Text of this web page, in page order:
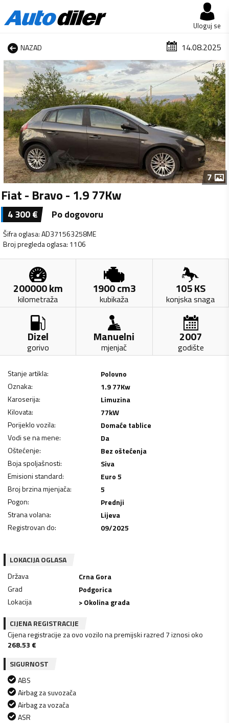
Uloguj se
NAZAD 14.08.2025
1 od 7
7
Fiat - Bravo - 1.9 77Kw
4 300€ Po dogovoru
Šifra oglasa:AD371563258ME
Broj pregleda oglasa: 1106
200000km
kilometraža
1900cm3
kubikaža
105KS
konjska snaga
Dizel
gorivo
Manuelni
mjenjač
2007
godište
Stanje artikla:
Polovno
Oznaka:
1.9 77Kw
Karoserija:
Limuzina
Kilovata: 77kW
Porijeklo vozila:
Domaće tablice
Vodi se na mene:
Da
Oštećenje:
Bez oštećenja
Boja spoljašnosti:
Siva
Emisioni standard:
Euro 5
Broj brzina mjenjača:
5
Pogon:
Prednji
Strana volana:
Lijeva
Registrovan do: 09/2025
LOKACIJA OGLASA
Država
Crna Gora
Grad
Podgorica
Lokacija
> Okolina grada
CIJENA REGISTRACIJE
Cijena registracije za ovo vozilo na premijski razred 7 iznosi oko
268.53 €
SIGURNOST
ABS
Airbag za suvozača
Airbag za vozača
ASR